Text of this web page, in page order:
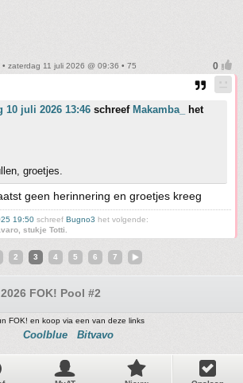
• zaterdag 11 juli 2026 @ 09:36 • 75
10 juli 2026 13:46 schreef Makamba_
het
groetjes.
geen herinnering en groetjes kreeg
19:50 schreef Bugno3 het volgende:
stukje Totti.
2 3 4 5 6 7
FOK! Pool #2
FOK! en koop via een van deze links
Coolblue Bitvavo